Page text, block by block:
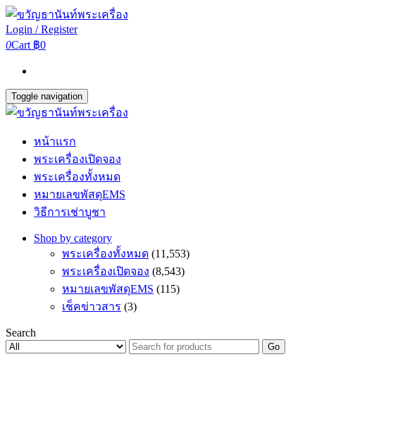
Login / Register
0Cart ฿0
Toggle navigation
หน้าแรก
พระเครื่องเปิดจอง
พระเครื่องทั้งหมด
หมายเลขพัสดุEMS
วิธีการเช่าบูชา
Shop by category
พระเครื่องทั้งหมด (11,553)
พระเครื่องเปิดจอง (8,543)
หมายเลขพัสดุEMS (115)
เช็คข่าวสาร (3)
Search
Go